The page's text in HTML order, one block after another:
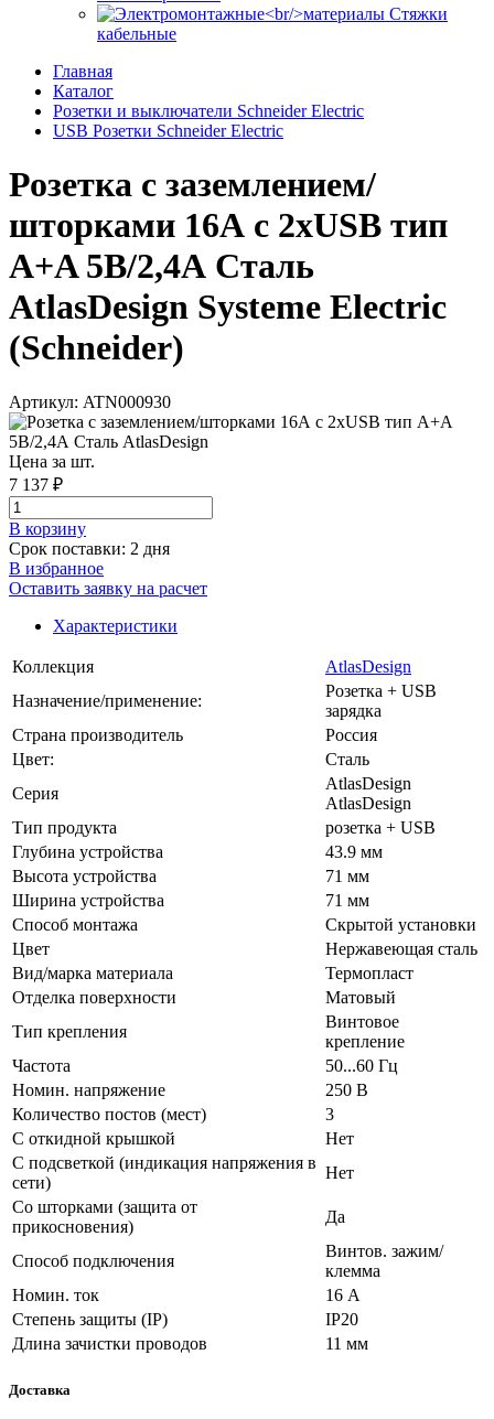
Стяжки
кабельные
Главная
Каталог
Розетки и выключатели Schneider Electric
USB Розетки Schneider Electric
Розетка с заземлением/
шторками 16А c 2хUSB тип
A+A 5В/2,4А Сталь
AtlasDesign Systeme Electric
(Schneider)
Артикул: ATN000930
Цена за шт.
7 137 ₽
В корзинy
Срок поставки: 2 дня
В избранное
Оставить заявку на расчет
Характеристики
Коллекция
AtlasDesign
Назначение/применение:
Розетка + USB
зарядка
Страна производитель
Россия
Цвет:
Сталь
Серия
AtlasDesign
AtlasDesign
Тип продукта
розетка + USB
Глубина устройства
43.9 мм
Высота устройства
71 мм
Ширина устройства
71 мм
Способ монтажа
Скрытой установки
Цвет
Нержавеющая сталь
Вид/марка материала
Термопласт
Отделка поверхности
Матовый
Тип крепления
Винтовое
крепление
Частота
50...60 Гц
Номин. напряжение
250 В
Количество постов (мест)
3
С откидной крышкой
Нет
С подсветкой (индикация напряжения в
сети)
Нет
Со шторками (защита от
прикосновения)
Да
Способ подключения
Винтов. зажим/
клемма
Номин. ток
16 А
Степень защиты (IP)
IP20
Длина зачистки проводов
11 мм
Доставка